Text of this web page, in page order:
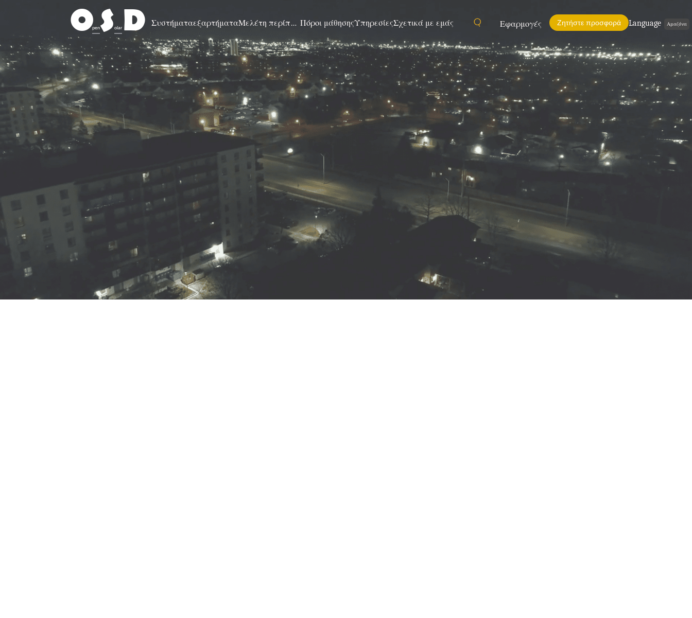
OpenSolar D
esign
Συστήματαεξαρτήματα Μελέτη περίπτωσης Πόροι μάθησηςΥπηρεσίεςΣχετικά με εμάς Εφαρμογές Ζητήστε προσφορά Language Αμαζόνα